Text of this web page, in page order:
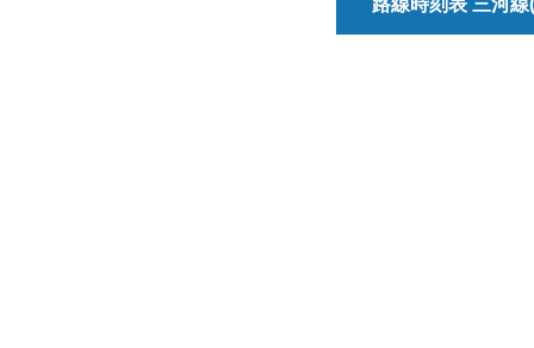
路線時刻表 三河